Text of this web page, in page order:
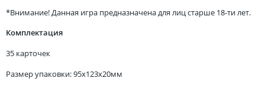
*Внимание! Данная игра предназначена для лиц старше 18-ти лет.
Комплектация
35 карточек
Размер упаковки: 95x123x20мм